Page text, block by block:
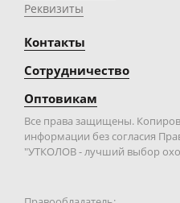
Реквизиты
Контакты
Сотрудничество
Оптовикам
Все права защищены.
информации без согласия
"УТКОЛОВ - лучший выбор